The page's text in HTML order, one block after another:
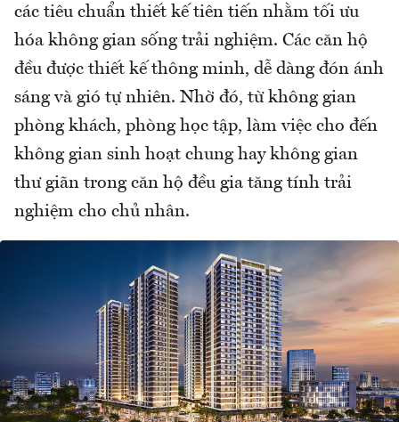
các tiêu chuẩn thiết kế tiên tiến nhằm tối ưu
hóa không gian sống trải nghiệm. Các căn hộ
đều được thiết kế thông minh, dễ dàng đón ánh
sáng và gió tự nhiên. Nhờ đó, từ không gian
phòng khách, phòng học tập, làm việc cho đến
không gian sinh hoạt chung hay không gian
thư giãn trong căn hộ đều gia tăng tính trải
nghiệm cho chủ nhân.